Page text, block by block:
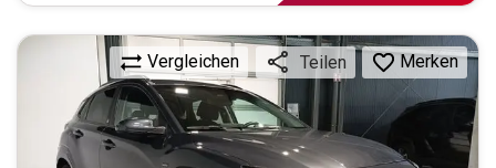
Vergleichen Teilen Merken